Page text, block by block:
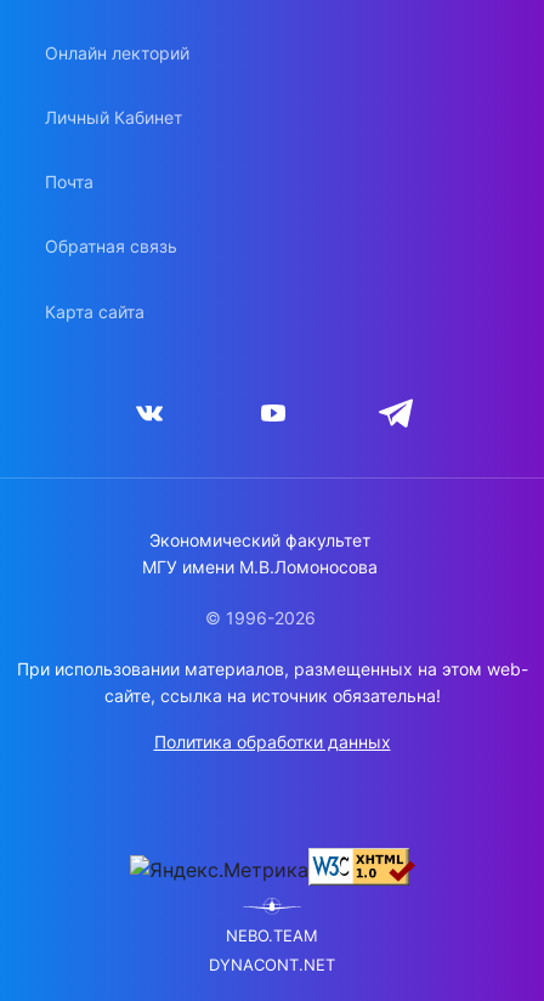
Онлайн лекторий
Личный Кабинет
Почта
Обратная связь
Карта сайта
Экономический факультет
МГУ имени М.В.Ломоносова
© 1996-2026
При использовании материалов, размещенных на этом web-
сайте, ссылка на источник обязательна!
Политика обработки данных
NEBO.TEAM
DYNACONT.NET